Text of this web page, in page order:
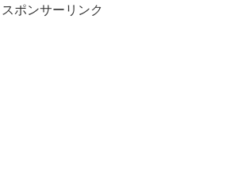
か？是非参考にしていただければ幸いで
スポンサーリンク